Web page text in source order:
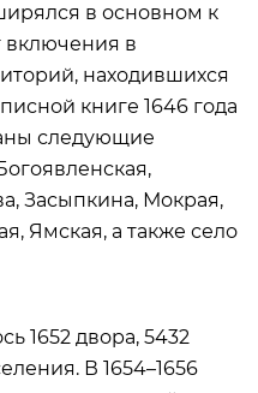
в основном к
включения в
находившихся
книге 1646 года
следующие
Засыпкина, Мокрая,
Ямская, а также село
1652 двора, 5432
В 1654–1656